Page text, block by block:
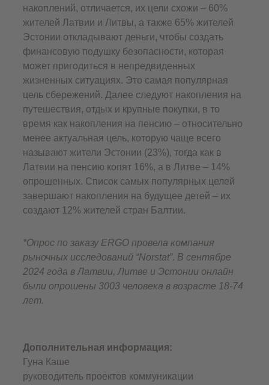
накоплений, отличается, их цели схожи – 60%
жителей Латвии и Литвы, а также 65% жителей
Эстонии откладывают деньги, чтобы создать
финансовую подушку безопасности, которая
может пригодиться в непредвиденных
жизненных ситуациях. Это самая популярная
цель сбережений. Далее следуют накопления на
путешествия, отдых и крупные покупки, в то
время как накопления на пенсию – относительно
менее актуальная цель, которую чаще всего
называют жители Эстонии (23%), тогда как в
Латвии на пенсию копят 16%, а в Литве – 14%
опрошенных. Список самых популярных целей
завершают накопления на будущее детей – их
создают 12% жителей стран Балтии.
*Опрос по заказу ERGO провела компания
рыночных исследований “Norstat”. В сентябре
2024 года в Латвии, Литве и Эстонии онлайн
были опрошены 3003 человека в возрасте 18-74
лет.
Дополнительная информация:
Гуна Каше
руководитель проектов коммуникации